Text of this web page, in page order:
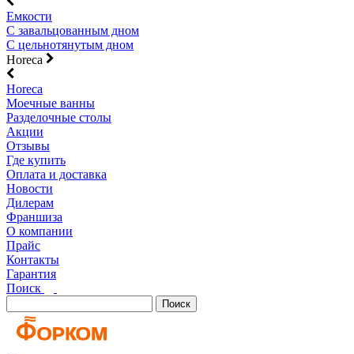
Емкости
С завальцованным дном
С цельнотянутым дном
Horeca
Horeca
Моечные ванны
Разделочные столы
Акции
Отзывы
Где купить
Оплата и доставка
Новости
Дилерам
Франшиза
О компании
Прайс
Контакты
Гарантия
Поиск
Поиск